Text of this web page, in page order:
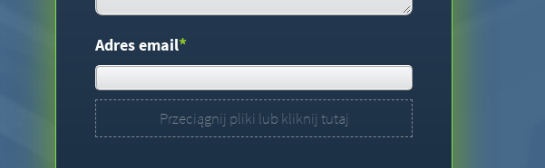
Adres email*
Przeciągnij pliki lub kliknij tutaj